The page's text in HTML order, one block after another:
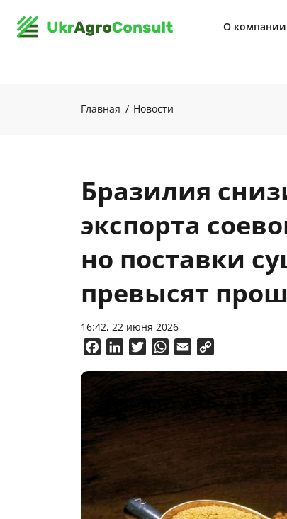
О компании
Главная Новости
Бразилия
экспорта
но поставки
превысят
16:42, 22 июня 2026
FacebookLinkedInTwitterWhatsApp
Email